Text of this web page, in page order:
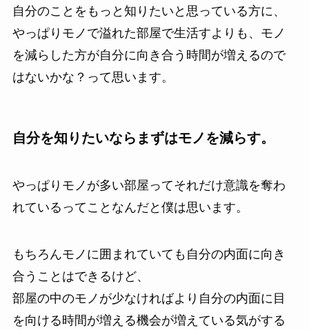
自分のことをもっと知りたいと思っている方に、
やっぱりモノで溢れた部屋で生活すよりも、モノ
を減らした方が自分に向き合う時間が増えるので
はないかな？って思います。
自分を知りたいならまずはモノを減らす。
やっぱりモノが多い部屋ってそれだけ意識を奪わ
れているってことなんだと僕は思います。
もちろんモノに囲まれていても自分の内面に向き
合うことはできるけど、
部屋の中のモノが少なければより自分の内面に目
を向ける時間が増える機会が増えている気がする